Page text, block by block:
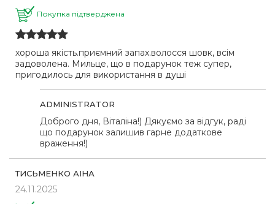
Покупка підтверджена
хороша якість.приємний запах.волосся шовк, всім
задоволена. Мильце, що в подарунок теж супер,
пригодилось для використання в душі
ADMINISTRATOR
Доброго дня, Віталіна!) Дякуємо за відгук, раді
що подарунок залишив гарне додаткове
враження!)
ТИСЬМЕНКО АІНА
24.11.2025